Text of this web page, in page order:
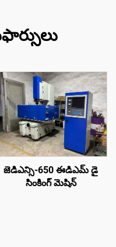
జెడిఎన్సి-650 ఈడిఎమ్ డై
సింకింగ్ మెషిన్